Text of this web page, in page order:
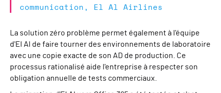
communication, El Al Airlines
La solution zéro problème permet également à l'équipe
d'El Al de faire tourner des environnements de laboratoire
avec une copie exacte de son AD de production. Ce
processus rationalisé aide l'entreprise à respecter son
obligation annuelle de tests commerciaux.